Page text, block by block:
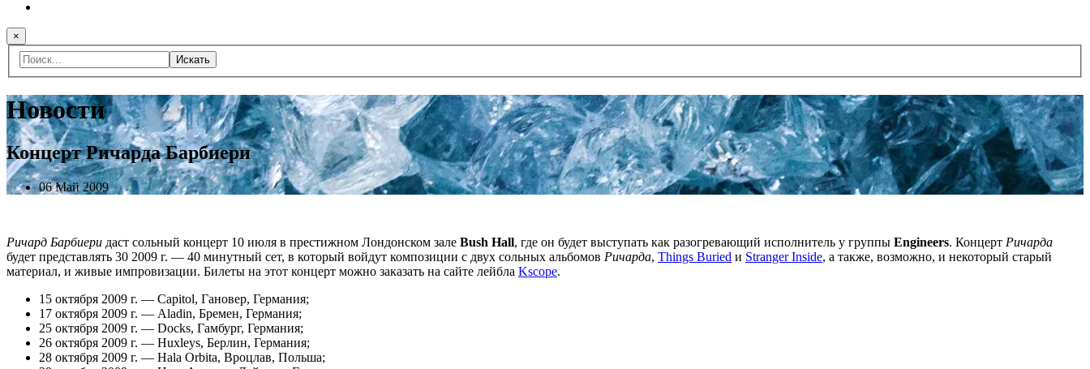
×
Искать
Новости
Концерт Ричарда Барбиери
06 Май 2009
Ричард Барбиери даст сольный концерт 10 июля в престижном Лондонском зале Bush Hall, где он будет выступать как разогревающий исполнитель у группы Engineers. Концерт Ричарда
будет представлять 30 2009 г. — 40 минутный сет, в который войдут композиции с двух сольных альбомов Ричарда, Things Buried и Stranger Inside, а также, возможно, и некоторый старый
материал, и живые импровизации. Билеты на этот концерт можно заказать на сайте лейбла Kscope.
15 октября 2009 г. — Capitol, Гановер, Германия;
17 октября 2009 г. — Aladin, Бремен, Германия;
25 октября 2009 г. — Docks, Гамбург, Германия;
26 октября 2009 г. — Huxleys, Берлин, Германия;
28 октября 2009 г. — Hala Orbita, Вроцлав, Польша;